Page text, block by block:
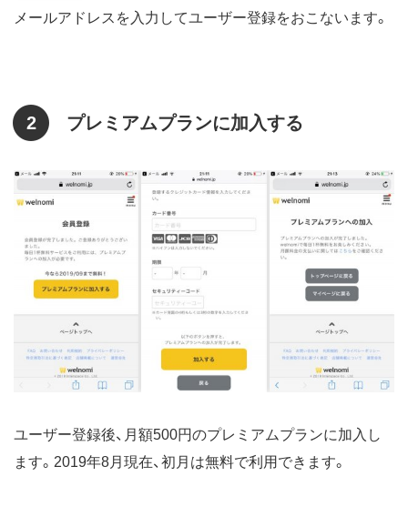
メールアドレスを入力してユーザー登録をおこないます。
2 プレミアムプランに加入する
ユーザー登録後、月額500円のプレミアムプランに加入し
ます。2019年8月現在、初月は無料で利用できます。